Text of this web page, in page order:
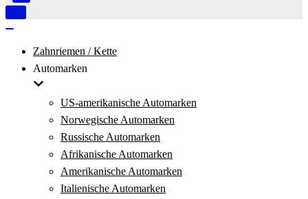
Navigation
Zahnriemen / Kette
Automarken
US-amerikanische Automarken
Norwegische Automarken
Russische Automarken
Afrikanische Automarken
Amerikanische Automarken
Italienische Automarken